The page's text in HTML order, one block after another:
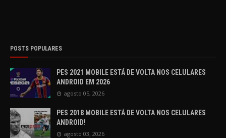
POSTS POPULARES
PES 2021 MOBILE ESTÁ DE VOLTA NOS CELULARES
ANDROID EM 2026
agosto 05, 2026
PES 2018 MOBILE ESTÁ DE VOLTA NOS CELULARES
ANDROID!
agosto 03, 2026